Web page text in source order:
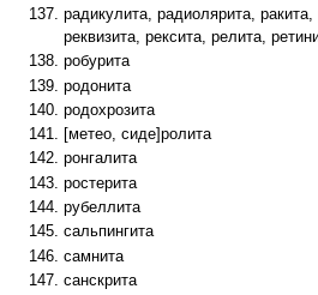
радикулита, радиолярита, ракита,
реквизита, рексита, релита,
робурита
родонита
родохрозита
[метео, сиде]ролита
ронгалита
ростерита
рубеллита
сальпингита
самнита
санскрита